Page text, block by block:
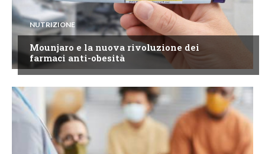
NUTRIZIONE
Mounjaro e la nuova rivoluzione dei
farmaci anti-obesità